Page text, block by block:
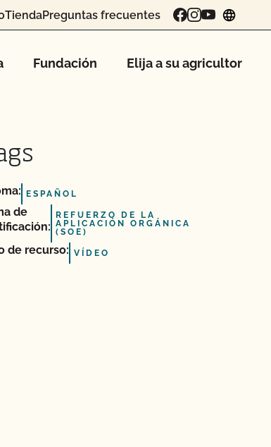
TiendaPreguntas frecuentes
Fundación Elija a su agricultor
ESPAÑOL
de
REFUERZO DE LA
APLICACIÓN ORGÁNICA
(SOE)
de recurso: VÍDEO